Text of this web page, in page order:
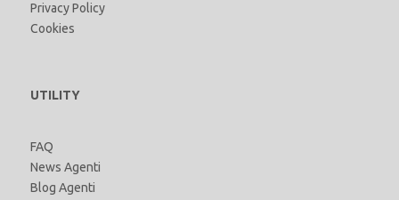
Privacy Policy
Cookies
UTILITY
FAQ
News Agenti
Blog Agenti